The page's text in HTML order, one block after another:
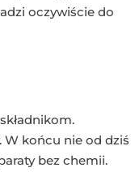
oczywiście do
W końcu nie od dziś
bez chemii.